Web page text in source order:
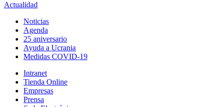
Actualidad
Noticias
Agenda
25 aniversario
Ayuda a Ucrania
Medidas COVID-19
Intranet
Tienda Online
Empresas
Prensa